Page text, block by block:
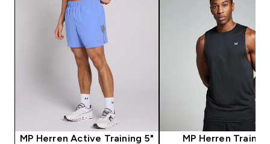
MP Herren Active Training 5"
MP Herren